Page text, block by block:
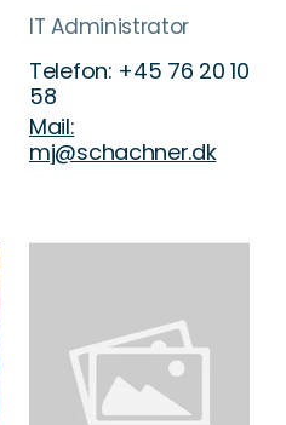
IT Administrator
Telefon: +45 76 20 10
58
Mail:
mj@schachner.dk